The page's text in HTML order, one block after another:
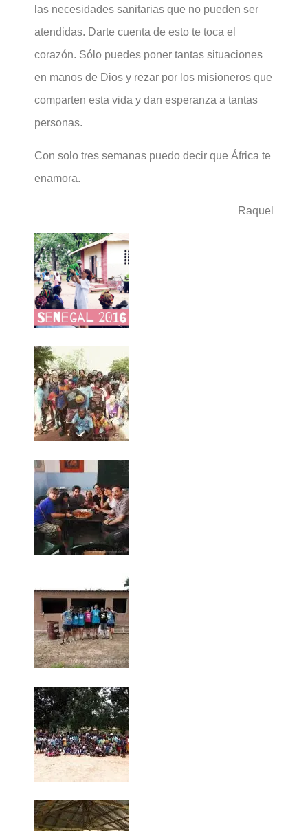
las necesidades sanitarias que no pueden ser
atendidas. Darte cuenta de esto te toca el
corazón. Sólo puedes poner tantas situaciones
en manos de Dios y rezar por los misioneros que
comparten esta vida y dan esperanza a tantas
personas.
Con solo tres semanas puedo decir que África te
enamora.
Raquel